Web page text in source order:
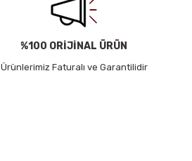
%100 ORİJİNAL ÜRÜN
Ürünlerimiz Faturalı ve Garantilidir